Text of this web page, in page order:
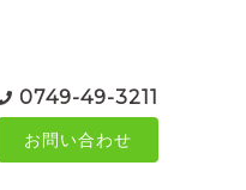
0749-49-3211
お問い合わせ